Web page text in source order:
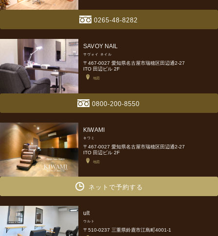
0265-48-8282
SAVOY NAIL
サヴォイ ネイル
〒467-0027 愛知県名古屋市瑞穂区田辺通2-27
ITO 田辺ビル 2F
地図
0800-200-8550
KIWAMI
キワミ
〒467-0027 愛知県名古屋市瑞穂区田辺通2-27
ITO 田辺ビル 2F
地図
ネットで予約する
ult
ウルト
〒510-0237 三重県鈴鹿市江島町4001-1